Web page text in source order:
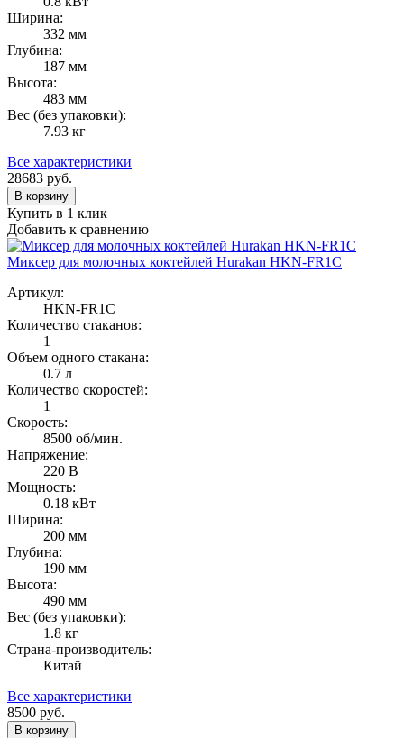
Ширина:
332 мм
Глубина:
187 мм
Высота:
483 мм
Вес (без упаковки):
7.93 кг
Все характеристики
28683 руб.
В корзину
Купить в 1 клик
Добавить к сравнению
Миксер для молочных коктейлей Hurakan HKN-FR1C
Артикул:
HKN-FR1C
Количество стаканов:
1
Объем одного стакана:
0.7 л
Количество скоростей:
1
Скорость:
8500 об/мин.
Напряжение:
220 В
Мощность:
0.18 кВт
Ширина:
200 мм
Глубина:
190 мм
Высота:
490 мм
Вес (без упаковки):
1.8 кг
Страна-производитель:
Китай
Все характеристики
8500 руб.
В корзину